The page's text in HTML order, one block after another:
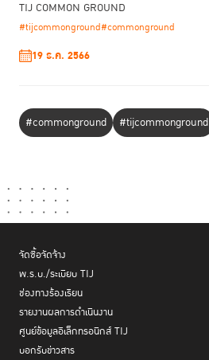
TIJ COMMON GROUND
#tijcommonground#commonground
19 ธ.ค. 2566
#commonground #tijcommonground
จัดซื้อจัดจ้าง
พ.ร.บ./ระเบียบ TIJ
ช่องทางร้องเรียน
รายงานผลการดำเนินงาน
ศูนย์ข้อมูลอิเล็กทรอนิกส์ TIJ
บอกรับข่าวสาร